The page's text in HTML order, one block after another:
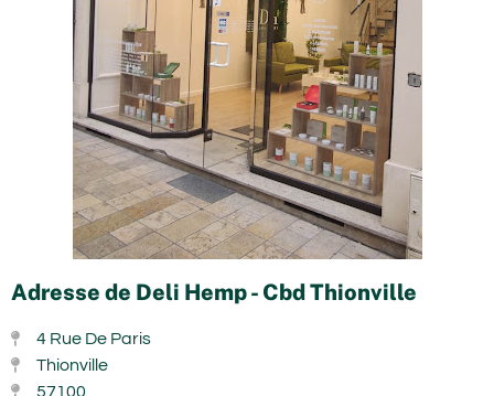
Adresse de Deli Hemp - Cbd Thionville
4 Rue De Paris
Thionville
57100